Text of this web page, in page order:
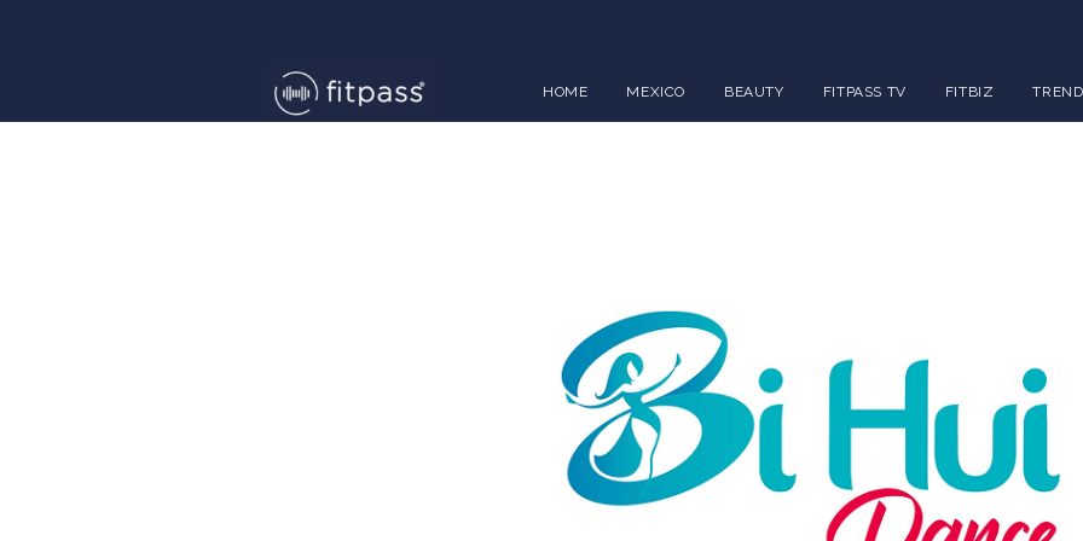
HOME MEXICO BEAUTY FITPASS TV FITBIZ